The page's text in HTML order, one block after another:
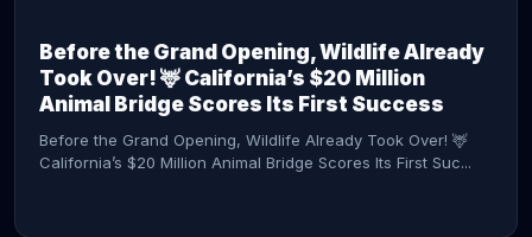
Before the Grand Opening, Wildlife Already
Took Over! 🦌 California’s $20 Million
Animal Bridge Scores Its First Success
Before the Grand Opening, Wildlife Already Took Over! 🦌
California’s $20 Million Animal Bridge Scores Its First Suc...